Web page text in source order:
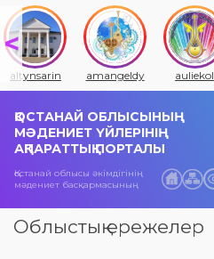
altynsarin amangeldy auliekol
ҚОСТАНАЙ ОБЛЫСЫНЫҢ
МӘДЕНИЕТ ҮЙЛЕРІНІҢ
АҚПАРАТТЫҚ ПОРТАЛЫ
Қостанай облысы әкімдігінің
мәдениет басқармасының
Облыстық ережелер